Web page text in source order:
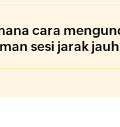
cara
sesi jarak